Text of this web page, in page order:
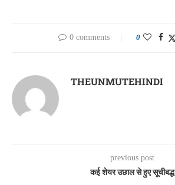
0 comments 0
THEUNMUTEHINDI
previous post
कई शेयर उछाल से हुए सूचीबद्ध